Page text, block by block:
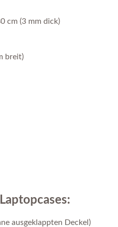
cm (3 mm dick)
breit)
ausgeklappten Deckel)